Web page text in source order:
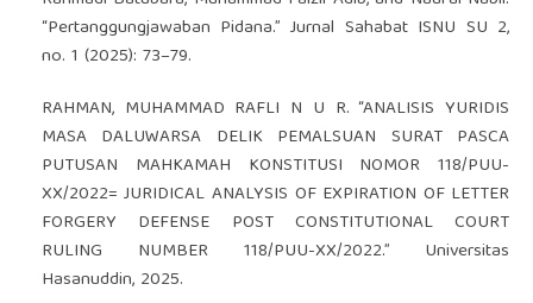
“Pertanggungjawaban Pidana.” Jurnal Sahabat ISNU SU 2,
no. 1 (2025): 73–79.
RAHMAN, MUHAMMAD RAFLI N U R. “ANALISIS YURIDIS
MASA DALUWARSA DELIK PEMALSUAN SURAT PASCA
PUTUSAN MAHKAMAH KONSTITUSI NOMOR 118/PUU-
XX/2022= JURIDICAL ANALYSIS OF EXPIRATION OF LETTER
FORGERY DEFENSE POST CONSTITUTIONAL COURT
RULING NUMBER 118/PUU-XX/2022.” Universitas
Hasanuddin, 2025.